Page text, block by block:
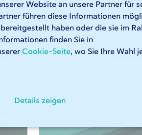
Website an unsere Partner für
führen diese Informationen
haben oder die sie im
finden Sie in
Cookie-Seite, wo Sie Ihre Wahl
Details zeigen
247TailorSteel